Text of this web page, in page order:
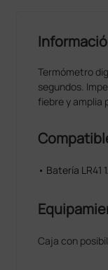
Termómetro
segundos.
fiebre y amplia
• Batería LR41
Caja con